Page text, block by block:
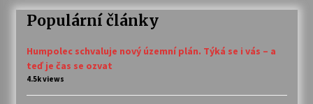
Populární články
Humpolec schvaluje nový územní plán. Týká se i vás – a
teď je čas se ozvat
4.5k views